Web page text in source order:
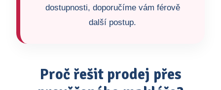
dostupnosti, doporučíme vám férově
další postup.
Proč řešit prodej přes